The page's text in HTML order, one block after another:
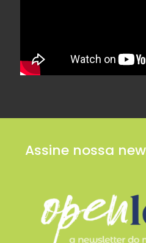
Assine nossa